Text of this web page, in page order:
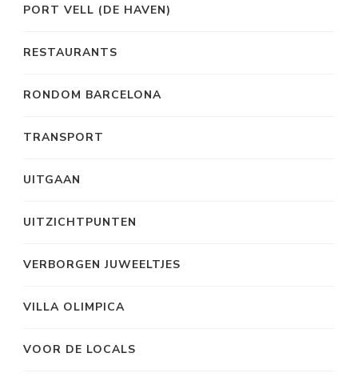
PORT VELL (DE HAVEN)
RESTAURANTS
RONDOM BARCELONA
TRANSPORT
UITGAAN
UITZICHTPUNTEN
VERBORGEN JUWEELTJES
VILLA OLIMPICA
VOOR DE LOCALS